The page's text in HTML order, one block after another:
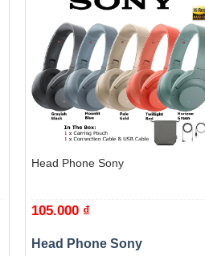
Head Phone Sony
105.000 ₫
Head Phone Sony